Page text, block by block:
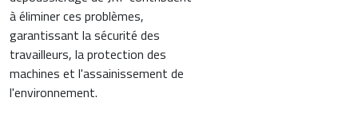
à éliminer ces problèmes,
garantissant la sécurité des
travailleurs, la protection des
machines et l'assainissement de
l'environnement.